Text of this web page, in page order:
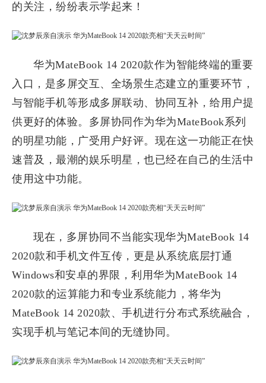
的关注，纷纷表示学起来！
华为MateBook 14 2020款作为智能终端的重要
入口，是多屏交互、全场景生态建立的重要环节，
与智能手机等形成多屏联动、协同互补，给用户提
供更好的体验。多屏协同作为华为MateBook系列
的明星功能，广受用户好评。现在这一功能正在快
速普及，最潮的娱乐明星，也已经在自己的生活中
使用这中功能。
现在，多屏协同不当能实现华为MateBook 14
2020款和手机文件互传，更是从系统底层打通
Windows和安卓的界限，利用华为MateBook 14
2020款的运算能力和专业系统能力，将华为
MateBook 14 2020款、手机进行分布式系统融合，
实现手机与笔记本间的无缝协同。